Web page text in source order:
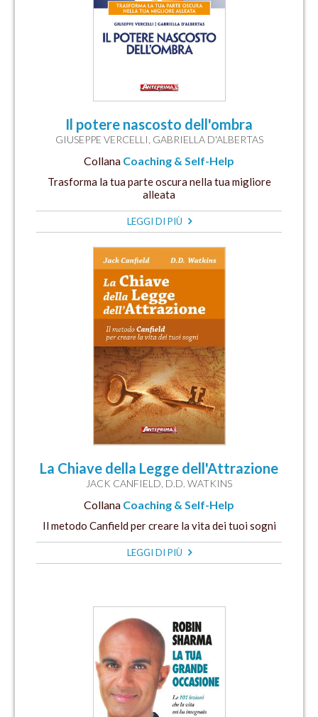
Il potere nascosto dell'ombra
GIUSEPPE VERCELLI GABRIELLA D'ALBERTAS
Collana Coaching & Self-Help
Trasforma la tua parte oscura nella tua migliore
alleata
LEGGI DI PIÙ
La Chiave della Legge dell'Attrazione
JACK CANFIELD D.D. WATKINS
Collana Coaching & Self-Help
Il metodo Canfield per creare la vita dei tuoi sogni
LEGGI DI PIÙ